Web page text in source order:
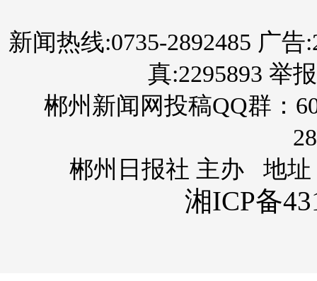
新闻热线:0735-2892485 广告
真:2295893 举
郴州新闻网投稿QQ群：
郴州日报社 主办 地址
湘ICP备